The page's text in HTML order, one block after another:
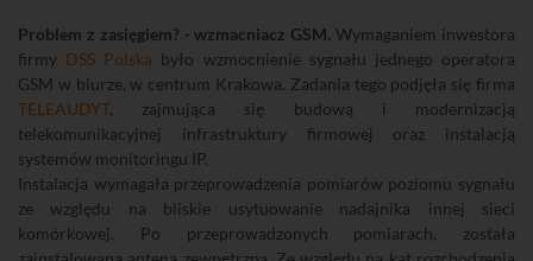
Problem z zasięgiem? - wzmacniacz GSM. Wymaganiem inwestora
firmy DSS Polska było wzmocnienie sygnału jednego operatora
GSM w biurze, w centrum Krakowa. Zadania tego podjęła się firma
TELEAUDYT, zajmująca się budową i modernizacją
telekomunikacyjnej infrastruktury firmowej oraz instalacją
systemów monitoringu IP.
Instalacja wymagała przeprowadzenia pomiarów poziomu sygnału
ze względu na bliskie usytuowanie nadajnika innej sieci
komórkowej. Po przeprowadzonych pomiarach, została